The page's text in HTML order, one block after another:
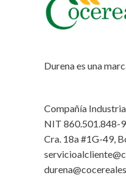
Durena es una
Compañía
NIT 860.501.848-9
Cra. 18a #1G-49,